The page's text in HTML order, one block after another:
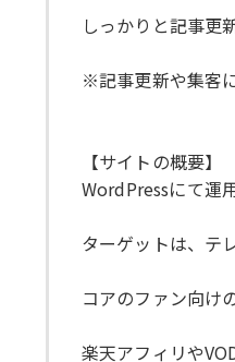
しっかりと記事更
※記事更新や集客
【サイトの概要】
WordPressにて運
ターゲットは、テ
コアのファン向け
楽天アフィリや